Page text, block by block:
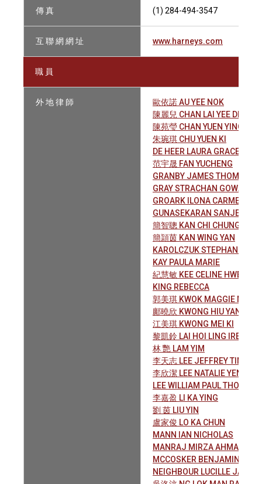
傳 真 (1) 284-494-3547
互 聯 網 網 址 www.harneys.com
職 員
外 地 律 師
歐依諾 AU YEE NOK
陳麗兒 CHAN LAI YEE DENISE
陳苑瑩 CHAN YUEN YING
朱琬琪 CHU YUEN KI
DE HEER LAURA GRACE
范宇晟 FAN YUCHENG
GRANBY JAMES THOMAS
GRAY STRACHAN GOWAN
GROARK ILONA CARMEL
GUNASEKARAN SANJEV
簡智聰 KAN CHI CHUNG
簡頴茵 KAN WING YAN
KAROLCZUK STEPHANE O.
KAY PAULA MARIE
紀慧敏 KEE CELINE HWEE
KING REBECCA
郭美琪 KWOK MAGGIE MEI KI
鄺曉欣 KWONG HIU YAN
江美琪 KWONG MEI KI
黎凱鈴 LAI HOI LING IRENE
林 艷 LAM YIM
李天志 LEE JEFFREY TIN CHI
李欣潔 LEE NATALIE YEN KIT
LEE WILLIAM PAUL THOMAS
李嘉盈 LI KA YING
劉 茵 LIU YIN
盧家俊 LO KA CHUN
MANN IAN NICHOLAS
MANRAJ MIRZA AHMAD
MCCOSKER BENJAMIN PAUL
NEIGHBOUR LUCILLE JAN